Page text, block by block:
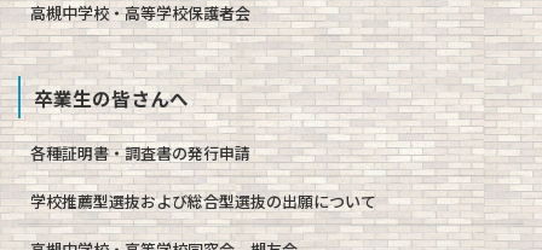
高槻中学校・高等学校保護者会
卒業生の皆さんへ
各種証明書・調査書の発行申請
学校推薦型選抜および総合型選抜の出願について